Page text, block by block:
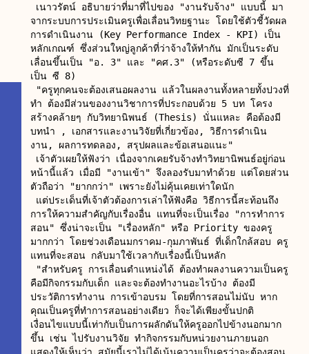
จากระบบการประเมินครูเพื่อเลื่อนวิทยฐานะ โดยใช้ตัวชี้วัดผล
การดำเนินงาน (Key Performance Index - KPI) เป็น
หลักเกณฑ์ ซึ่งส่วนใหญ่ลูกค้าที่ว่าจ้างให้ทำกัน มักเป็นระดับ
เลื่อนขึ้นเป็น "อ. 3" และ "คศ.3" (หรือระดับซี 7 ขึ้น
เป็น ซี 8)
ทำ ต้องมีส่วนของงานวิชาการที่ประกอบด้วย 5 บท โครง
สร้างคล้ายๆ กับวิทยานิพนธ์ (Thesis) นั่นแหละ คือต้องมี
บทนำ , เอกสารและงานวิจัยที่เกี่ยวข้อง, วิธีการดำเนิน
งาน, ผลการทดลอง, สรุปผลและข้อเสนอแนะ"
หน้านี้แล้ว เมื่อมี "งานเข้า" จึงลองรับมาทำด้วย แต่โดยส่วน
ตัวถือว่า "ยากกว่า" เพราะยังไม่คุ้นเคยเท่าใดนัก
การให้ความสำคัญกับเรื่องอื่น แทนที่จะเป็นเรื่อง "การทำการ
สอน" ซึ่งน่าจะเป็น "เรื่องหลัก" หรือ Priority ของครู
มากกว่า โดยช่วงเดือนมกราคม-กุมภาพันธ์ ที่เด็กใกล้สอบ ครู
แทนที่จะสอน กลับมาใช้เวลากับเรื่องนี้เป็นหลัก
คือมีกิจกรรมกับเด็ก และจะต้องทำงานอะไรบ้าง ต้องมี
ประวัติการทำงาน การเข้าอบรม โดยที่การสอนไม่นับ หาก
คุณเป็นครูที่ทำการสอนอย่างเดียว ก็จะได้เพียงขั้นปกติ
เงื่อนไขแบบนี้เท่ากับเป็นการผลักดันให้ครูออกไปข้างนอกมาก
ขึ้น เช่น ไปรับงานวิจัย ทำกิจกรรมกับหน่วยงานภายนอก